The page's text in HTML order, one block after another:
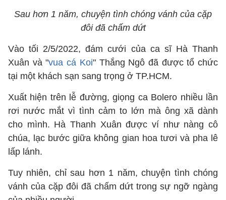
Sau hơn 1 năm, chuyện tình chóng vánh của cặp
đôi đã chấm dứt
Vào tối 2/5/2022, đám cưới của ca sĩ Hà Thanh
Xuân và "vua cá Koi" Thắng Ngô đã được tổ chức
tại một khách sạn sang trọng ở TP.HCM.
Xuất hiện trên lễ đường, giọng ca Bolero nhiều lần
rơi nước mắt vì tình cảm to lớn mà ông xã dành
cho mình. Hà Thanh Xuân được ví như nàng cô
chúa, lạc bước giữa không gian hoa tươi và pha lê
lấp lánh.
Tuy nhiên, chỉ sau hơn 1 năm, chuyện tình chóng
vánh của cặp đôi đã chấm dứt trong sự ngỡ ngàng